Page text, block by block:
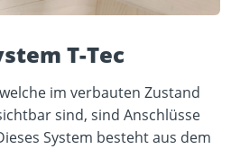
T-Tec
im verbauten Zustand
sind, sind Anschlüsse
System besteht aus dem